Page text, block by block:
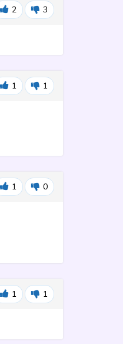
2 3
1 1
1 0
1 1